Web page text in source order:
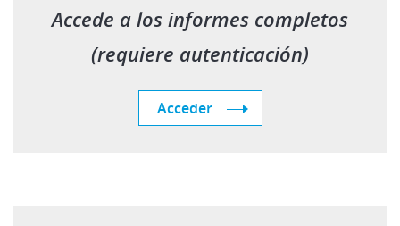
Accede a los informes completos
(requiere autenticación)
Acceder